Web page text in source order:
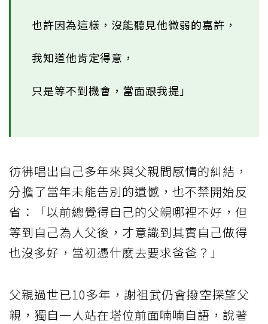
也許因為這樣，沒能聽見他微弱的嘉許，
我知道他肯定得意，
只是等不到機會，當面跟我提」
彷彿唱出自己多年來與父親間感情的糾結，
分擔了當年未能告別的遺憾，也不禁開始反
省：「以前總覺得自己的父親哪裡不好，但
等到自己為人父後，才意識到其實自己做得
也沒多好，當初憑什麼去要求爸爸？」
父親過世已10多年，謝祖武仍會撥空探望父
親，獨自一人站在塔位前面喃喃自語，說著